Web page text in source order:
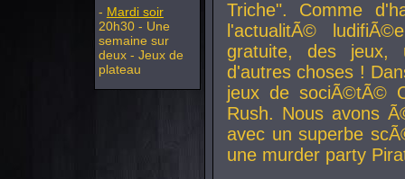
- Mardi soir
20h30 - Une
semaine sur
deux - Jeux de
plateau
Triche". Comme
l'actualitÃ©
gratuite, des jeux,
d'autres choses !
jeux de sociÃ©tÃ©
Rush. Nous avons
avec un superbe
une murder party